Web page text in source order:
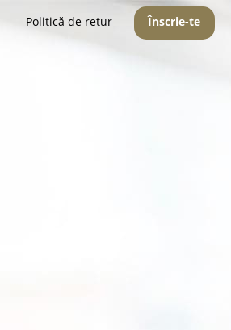
Politică de retur Înscrie-te